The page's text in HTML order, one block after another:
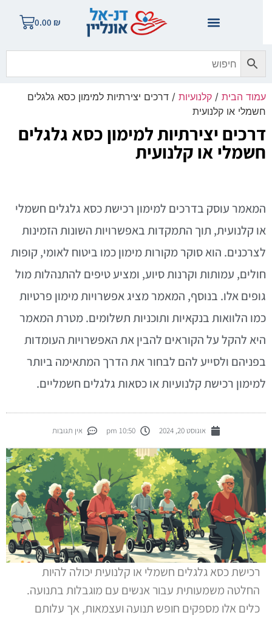
0.00
הבית/ קלנועיות/ דרכים יצירתיות למימון כסא גלגלים
או קלנועית
יצירתיות למימון כסא גלגלים
או קלנועית
עוסק בדרכים למימון רכישת כסא גלגלים חשמלי
קלנועית, תוך התמקדות באפשרויות השונות הזמינות
הוא סוקר מקורות מימון כמו ביטוח לאומי, קופות
עמותות וקרנות סיוע, ומציע טיפים להתנהלות מול
אלו. בנוסף, המאמר מציג אפשרויות מימון פרטיות
הלוואות בנקאיות ותוכניות תשלומים. מטרת המאמר
להקל על הקוראים להבין את האפשרויות העומדות
ולסייע להם לבחור את הדרך המתאימה ביותר
רכישת קלנועיות או כסאות גלגלים חשמליים.
אוגוסט 20, 2024 10:50 pm אין תגובות
רכישת כסא גלגלים חשמלי או קלנועית יכולה להיות
החלטה משמעותית עבור אנשים עם מוגבלות בתנועה.
כלים אלו מספקים חופש תנועה ועצמאות, אך עלותם